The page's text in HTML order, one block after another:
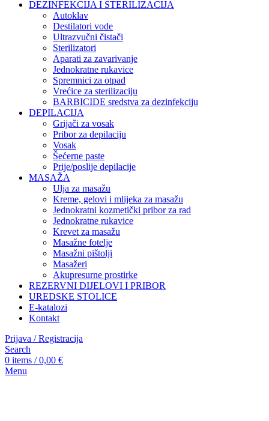
DEZINFEKCIJA I STERILIZACIJA
Autoklav
Destilatori vode
Ultrazvučni čistači
Sterilizatori
Aparati za zavarivanje
Jednokratne rukavice
Spremnici za otpad
Vrećice za sterilizaciju
BARBICIDE sredstva za dezinfekciju
DEPILACIJA
Grijači za vosak
Pribor za depilaciju
Vosak
Šećerne paste
Prije/poslije depilacije
MASAŽA
Ulja za masažu
Kreme, gelovi i mlijeka za masažu
Jednokratni kozmetički pribor za rad
Jednokratne rukavice
Krevet za masažu
Masažne fotelje
Masažni pištolji
Masažeri
Akupresurne prostirke
REZERVNI DIJELOVI I PRIBOR
UREDSKE STOLICE
E-katalozi
Kontakt
Prijava / Registracija
Search
0 items / 0,00 €
Menu